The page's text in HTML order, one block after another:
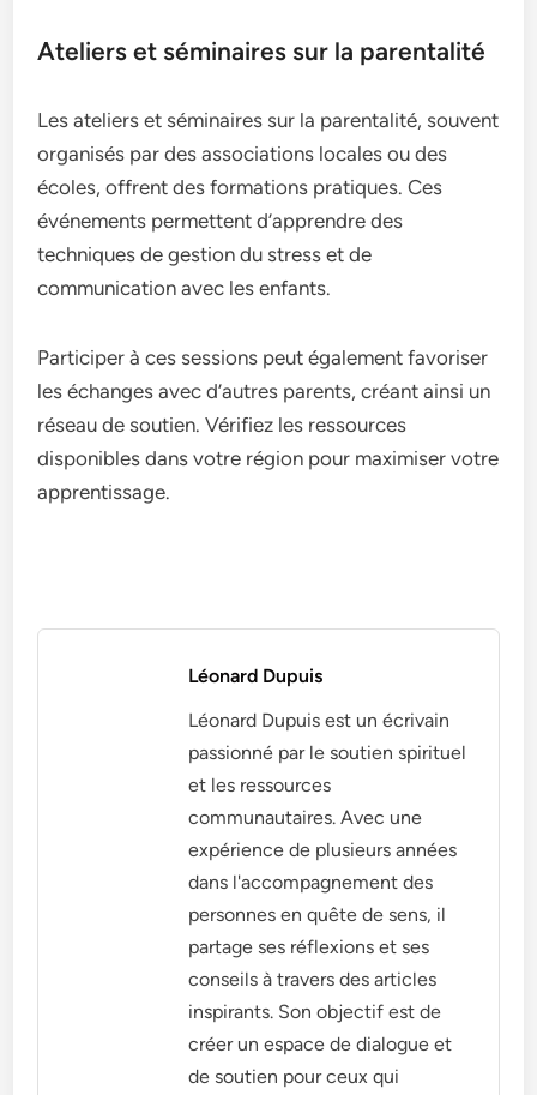
Ateliers et séminaires sur la parentalité
Les ateliers et séminaires sur la parentalité, souvent
organisés par des associations locales ou des
écoles, offrent des formations pratiques. Ces
événements permettent d’apprendre des
techniques de gestion du stress et de
communication avec les enfants.
Participer à ces sessions peut également favoriser
les échanges avec d’autres parents, créant ainsi un
réseau de soutien. Vérifiez les ressources
disponibles dans votre région pour maximiser votre
apprentissage.
Léonard Dupuis
Léonard Dupuis est un écrivain
passionné par le soutien spirituel
et les ressources
communautaires. Avec une
expérience de plusieurs années
dans l'accompagnement des
personnes en quête de sens, il
partage ses réflexions et ses
conseils à travers des articles
inspirants. Son objectif est de
créer un espace de dialogue et
de soutien pour ceux qui